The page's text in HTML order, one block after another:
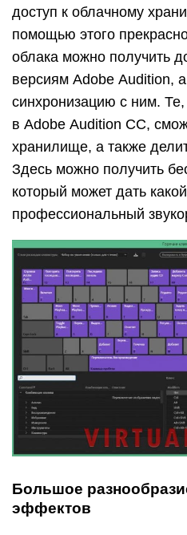
доступ к облачному
помощью этого
облака можно получить
версиям Adobe Audition,
синхронизацию с ним. Те,
в Adobe Audition СС,
хранилище, а также
Здесь можно получить
который может дать
профессиональный
Большое
эффектов